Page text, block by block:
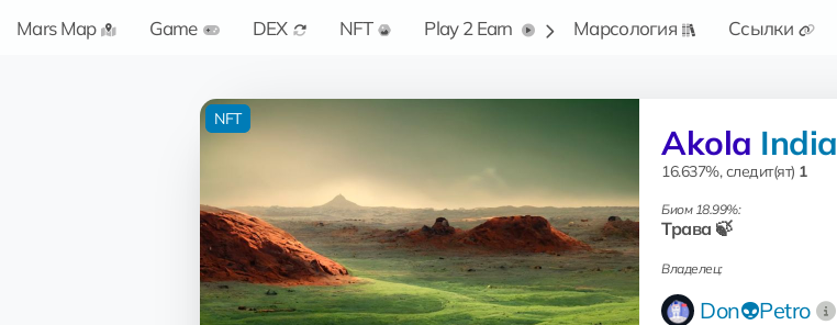
Mars Map Game DEX NFT Play 2 Earn Марсология Ссылки
Akola India
16.637%, следит(ят) 1
Биом 18.99%:
Трава 🍃
Владелец:
Don👽Petro
NFT